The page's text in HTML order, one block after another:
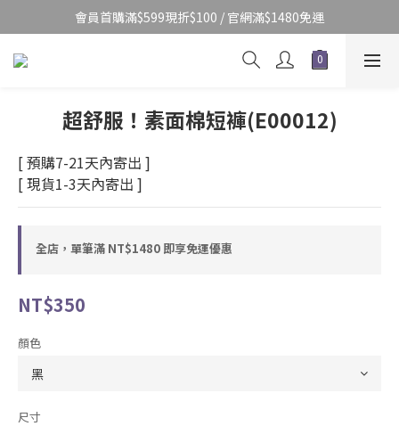
會員首購滿$599現折$100 / 官網滿$1480免運
超舒服！素面棉短褲(E00012)
[ 預購7-21天內寄出 ]
[ 現貨1-3天內寄出 ]
全店，單筆滿 NT$1480 即享免運優惠
NT$350
顏色
尺寸